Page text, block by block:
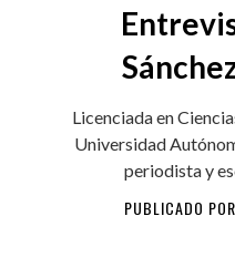
Licenciada en
Universidad
periodista y
PUBLICADO POR